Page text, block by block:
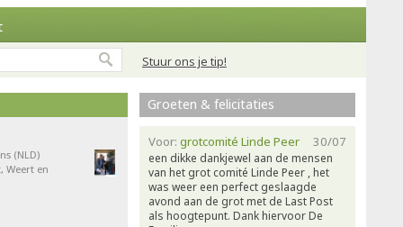
Stuur ons je tip!
(NLD)
Weert en
Groeten & felicitaties
30/07
Voor: grotcomité Linde Peer
een dikke dankjewel aan de mensen
van het grot comité Linde Peer , het
was weer een perfect geslaagde
avond aan de grot met de Last Post
als hoogtepunt. Dank hiervoor De